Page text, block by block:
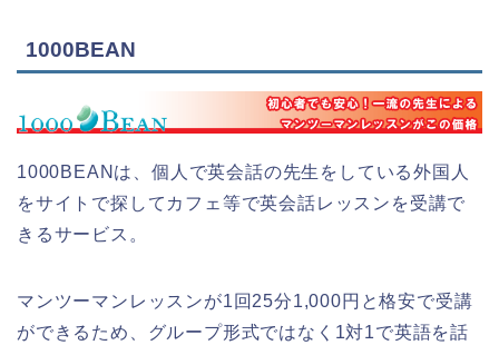
1000BEAN
1000BEANは、個人で英会話の先生をしている外国人
をサイトで探してカフェ等で英会話レッスンを受講で
きるサービス。
マンツーマンレッスンが1回25分1,000円と格安で受講
ができるため、グループ形式ではなく1対1で英語を話